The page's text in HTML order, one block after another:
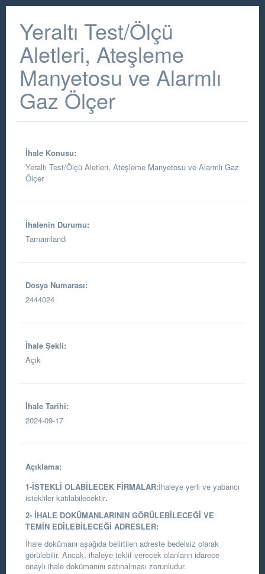
Yeraltı Test/Ölçü
Aletleri, Ateşleme
Manyetosu ve Alarmlı
Gaz Ölçer
İhale Konusu:
Yeraltı Test/Ölçü Aletleri, Ateşleme Manyetosu ve Alarmlı Gaz
Ölçer
İhalenin Durumu:
Tamamlandı
Dosya Numarası:
2444024
İhale Şekli:
Açık
İhale Tarihi:
2024-09-17
Açıklama:
1-İSTEKLİ OLABİLECEK FİRMALAR:İhaleye yerli ve yabancı
istekliler katılabilecektir.
2- İHALE DOKÜMANLARININ GÖRÜLEBİLECEĞİ VE
TEMİN EDİLEBİLECEĞİ ADRESLER:
İhale dokümanı aşağıda belirtilen adreste bedelsiz olarak
görülebilir. Ancak, ihaleye teklif verecek olanların idarece
onaylı ihale dokümanını satınalması zorunludur.